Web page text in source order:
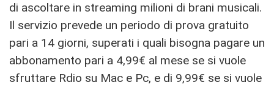
di ascoltare in streaming milioni di brani musicali.
Il servizio prevede un periodo di prova gratuito
pari a 14 giorni, superati i quali bisogna pagare un
abbonamento pari a 4,99€ al mese se si vuole
sfruttare Rdio su Mac e Pc, e di 9,99€ se si vuole